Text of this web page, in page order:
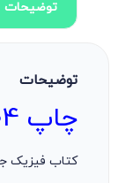
توضیحات
توضیحات
چاپ 1404
کتاب فیزیک